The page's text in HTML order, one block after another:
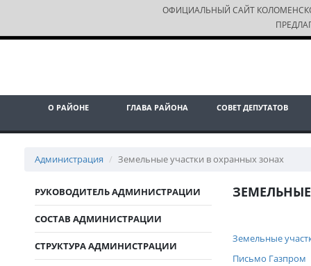
ОФИЦИАЛЬНЫЙ САЙТ
О РАЙОНЕ ГЛАВА РАЙОНА СОВЕТ ДЕПУТАТОВ
Администрация Земельные участки в охранных зонах
РУКОВОДИТЕЛЬ АДМИНИСТРАЦИИ
СОСТАВ АДМИНИСТРАЦИИ
СТРУКТУРА АДМИНИСТРАЦИИ
Земельные
Письмо Газпром